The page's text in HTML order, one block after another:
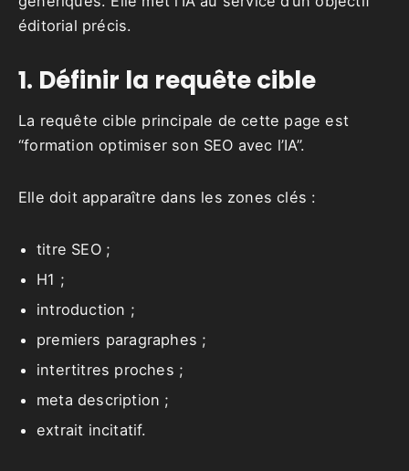
éditorial précis.
1. Définir la requête cible
La requête cible principale de cette page est
“formation optimiser son SEO avec l’IA”.
Elle doit apparaître dans les zones clés :
titre SEO ;
H1 ;
introduction ;
premiers paragraphes ;
intertitres proches ;
meta description ;
extrait incitatif.